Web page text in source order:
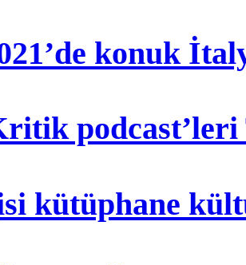
konuk
podcast’leri
kütüphane